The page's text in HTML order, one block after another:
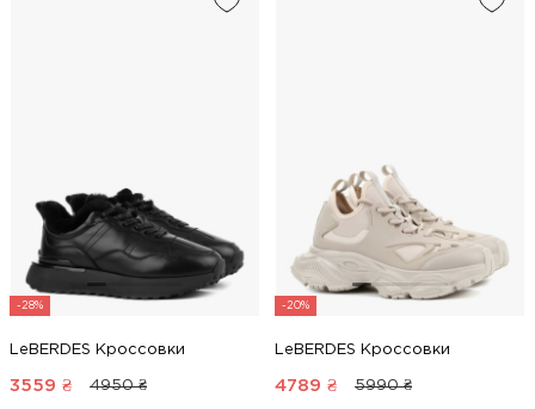
-28%
LeBERDES Кроссовки
3559 ₴ 4950 ₴
-20%
LeBERDES Кроссовки
4789 ₴ 5990 ₴